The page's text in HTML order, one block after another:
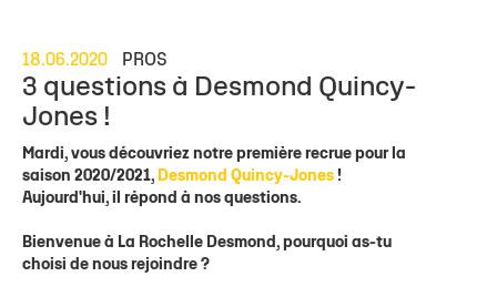
18.06.2020 PROS
3 questions à Desmond Quincy-
Jones !
Mardi, vous découvriez notre première recrue pour la
saison 2020/2021, Desmond Quincy-Jones !
Aujourd'hui, il répond à nos questions.
Bienvenue à La Rochelle Desmond, pourquoi as-tu
choisi de nous rejoindre ?